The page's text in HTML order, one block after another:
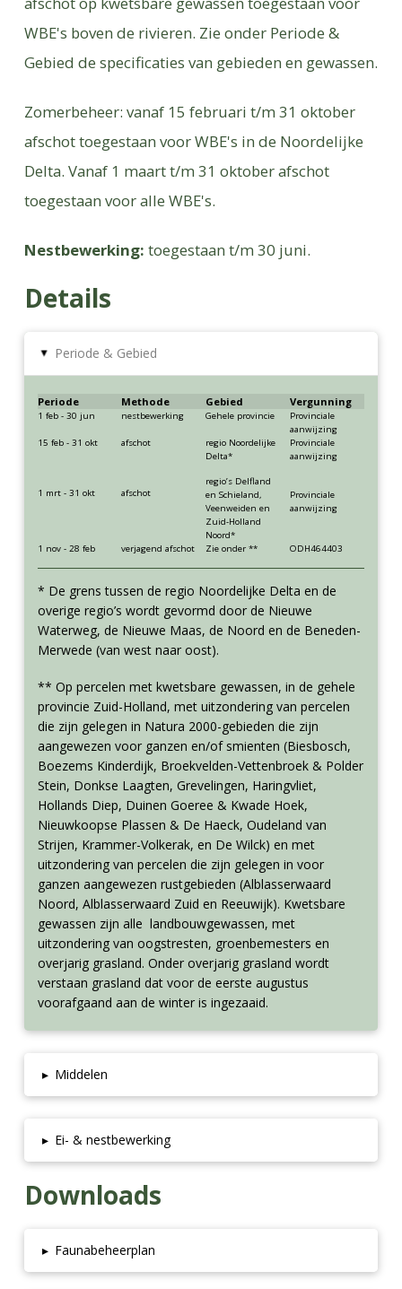
WBE's boven de rivieren. Zie onder Periode &
Gebied de specificaties van gebieden en gewassen.
Zomerbeheer: vanaf 15 februari t/m 31 oktober
afschot toegestaan voor WBE's in de Noordelijke
Delta. Vanaf 1 maart t/m 31 oktober afschot
toegestaan voor alle WBE's.
Nestbewerking: toegestaan t/m 30 juni.
Details
▸ Periode & Gebied
Periode Methode Gebied Vergunning
1 feb - 30 jun nestbewerking Gehele provincie
Provinciale
aanwijzing
15 feb - 31 okt
1 mrt - 31 okt
afschot
afschot
regio Noordelijke
Delta*
regio’s Delfland
en Schieland,
Veenweiden en
Zuid-Holland
Noord*
Provinciale
aanwijzing
Provinciale
aanwijzing
1 nov - 28 feb verjagend afschot Zie onder ** ODH464403
* De grens tussen de regio Noordelijke Delta en de
overige regio’s wordt gevormd door de Nieuwe
Waterweg, de Nieuwe Maas, de Noord en de Beneden-
Merwede (van west naar oost).
** Op percelen met kwetsbare gewassen, in de gehele
provincie Zuid-Holland, met uitzondering van percelen
die zijn gelegen in Natura 2000-gebieden die zijn
aangewezen voor ganzen en/of smienten (Biesbosch,
Boezems Kinderdijk, Broekvelden-Vettenbroek & Polder
Stein, Donkse Laagten, Grevelingen, Haringvliet,
Hollands Diep, Duinen Goeree & Kwade Hoek,
Nieuwkoopse Plassen & De Haeck, Oudeland van
Strijen, Krammer-Volkerak, en De Wilck) en met
uitzondering van percelen die zijn gelegen in voor
ganzen aangewezen rustgebieden (Alblasserwaard
Noord, Alblasserwaard Zuid en Reeuwijk). Kwetsbare
gewassen zijn alle landbouwgewassen, met
uitzondering van oogstresten, groenbemesters en
overjarig grasland. Onder overjarig grasland wordt
verstaan grasland dat voor de eerste augustus
voorafgaand aan de winter is ingezaaid.
▸ Middelen
▸ Ei- & nestbewerking
Downloads
▸ Faunabeheerplan